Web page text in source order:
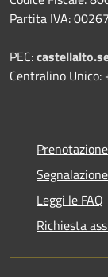
Partita IVA:
PEC:
Centralino
Leggi le FAQ
Richiesta